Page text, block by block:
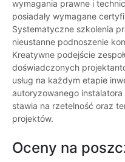
wymagania prawne i
posiadały wymagane
Systematyczne szkolenia
nieustanne podnoszenie
Kreatywne podejście
doświadczonych
usług na każdym etapie
autoryzowanego
stawia na rzetelność oraz
projektów.
Oceny na